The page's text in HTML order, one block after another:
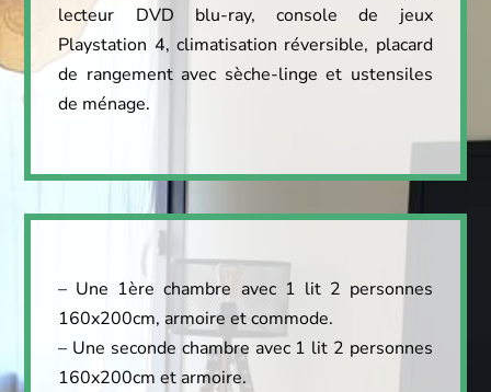
lecteur DVD blu-ray, console de jeux
Playstation 4, climatisation réversible, placard
de rangement avec sèche-linge et ustensiles
de ménage.
– Une 1ère chambre avec 1 lit 2 personnes
160x200cm, armoire et commode.
– Une seconde chambre avec 1 lit 2 personnes
160x200cm et armoire.